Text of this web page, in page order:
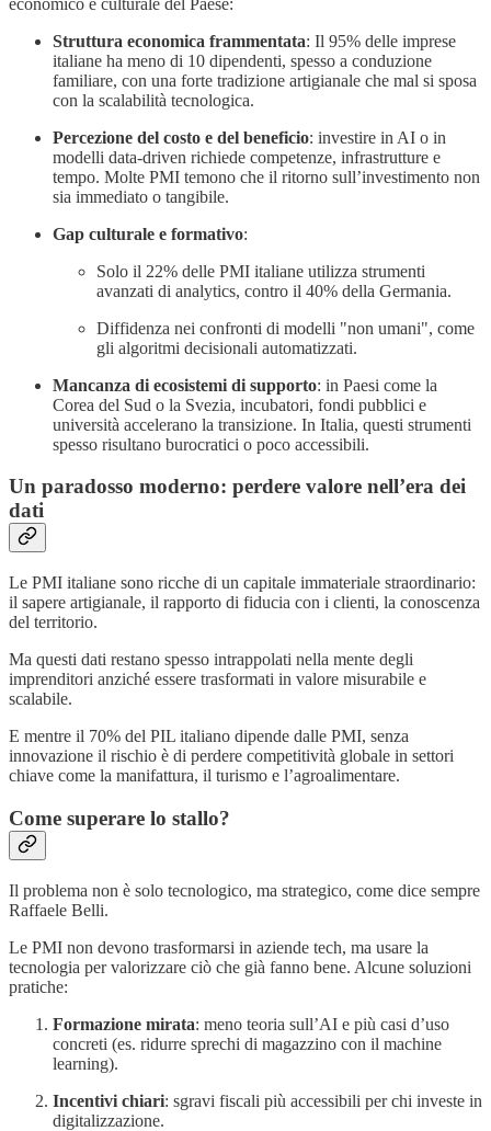
Struttura economica frammentata: Il 95% delle imprese
italiane ha meno di 10 dipendenti, spesso a conduzione
familiare, con una forte tradizione artigianale che mal si sposa
con la scalabilità tecnologica.
Percezione del costo e del beneficio: investire in AI o in
modelli data-driven richiede competenze, infrastrutture e
tempo. Molte PMI temono che il ritorno sull’investimento non
sia immediato o tangibile.
Gap culturale e formativo:
Solo il 22% delle PMI italiane utilizza strumenti
avanzati di analytics, contro il 40% della Germania.
Diffidenza nei confronti di modelli "non umani", come
gli algoritmi decisionali automatizzati.
Mancanza di ecosistemi di supporto: in Paesi come la
Corea del Sud o la Svezia, incubatori, fondi pubblici e
università accelerano la transizione. In Italia, questi strumenti
spesso risultano burocratici o poco accessibili.
Un paradosso moderno: perdere valore nell’era dei
dati
Le PMI italiane sono ricche di un capitale immateriale straordinario:
il sapere artigianale, il rapporto di fiducia con i clienti, la conoscenza
del territorio.
Ma questi dati restano spesso intrappolati nella mente degli
imprenditori anziché essere trasformati in valore misurabile e
scalabile.
E mentre il 70% del PIL italiano dipende dalle PMI, senza
innovazione il rischio è di perdere competitività globale in settori
chiave come la manifattura, il turismo e l’agroalimentare.
Come superare lo stallo?
Il problema non è solo tecnologico, ma strategico, come dice sempre
Raffaele Belli.
Le PMI non devono trasformarsi in aziende tech, ma usare la
tecnologia per valorizzare ciò che già fanno bene. Alcune soluzioni
pratiche:
Formazione mirata: meno teoria sull’AI e più casi d’uso
concreti (es. ridurre sprechi di magazzino con il machine
learning).
Incentivi chiari: sgravi fiscali più accessibili per chi investe in
digitalizzazione.